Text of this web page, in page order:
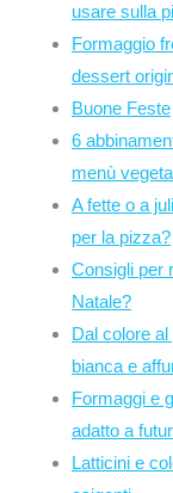
usare sulla
Formaggio
dessert
Buone Feste
6
menù
A fette o a
per la pizza?
Consigli per
Natale?
Dal colore
bianca e
Formaggi e
adatto a
Latticini e